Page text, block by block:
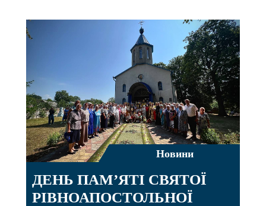
священному сані. Під час богослужіння
підносилися особливі молитви за мир в Україні, за
воїнів, які захищають […]
Новини
ДЕНЬ ПАМ’ЯТІ СВЯТОЇ
РІВНОАПОСТОЛЬНОЇ